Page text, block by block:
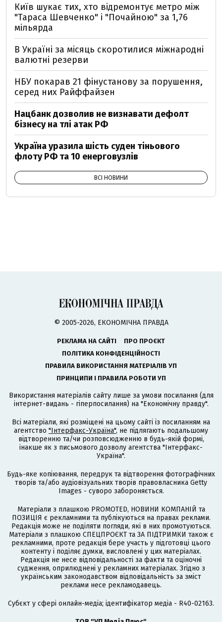
Київ шукає тих, хто відремонтує метро між
"Тараса Шевченко" і "Почайною" за 1,76
мільярда
В Україні за місяць скоротилися міжнародні
валютні резерви
НБУ покарав 21 фінустанову за порушення,
серед них Райффайзен
Нацбанк дозволив не визнавати дефолт
бізнесу на тлі атак РФ
Україна уразила шість суден тіньового
флоту РФ та 10 енерговузлів
ВСІ НОВИНИ
© 2005-2026, ЕКОНОМІЧНА ПРАВДА
РЕКЛАМА НА САЙТІ
ПРО ПРОЄКТ
ПОЛІТИКА КОНФІДЕНЦІЙНОСТІ
ПРАВИЛА ВИКОРИСТАННЯ МАТЕРІАЛІВ УП
ПРИНЦИПИ І ПРАВИЛА РОБОТИ УП
Використання матеріалів сайту лише за умови посилання (для
інтернет-видань - гіперпосилання) на "Економічну правду".
Всі матеріали, які розміщені на цьому сайті із посиланням на
агентство "Інтерфакс-Україна", не підлягають подальшому
відтворенню та/чи розповсюдженню в будь-якій формі,
інакше як з письмового дозволу агентства "Інтерфакс-
Україна".
Будь-яке копіювання, передрук та відтворення фотографічних
творів та/або аудіовізуальних творів правовласника Getty
Images - суворо забороняється.
Матеріали з плашкою PROMOTED, НОВИНИ КОМПАНІЙ та
ПОЗИЦІЯ є рекламними та публікуються на правах реклами.
Редакція може не поділяти погляди, які в них промотуються.
Матеріали з плашкою СПЕЦПРОЄКТ та ЗА ПІДТРИМКИ також є
рекламними, проте редакція бере участь у підготовці цього
контенту і поділяє думки, висловлені у цих матеріалах.
Редакція не несе відповідальності за факти та оціночні
судження, оприлюднені у рекламних матеріалах. Згідно з
українським законодавством відповідальність за зміст
реклами несе рекламодавець.
Cубєкт у сфері онлайн-медіа; ідентифікатор медіа - R40-02163.